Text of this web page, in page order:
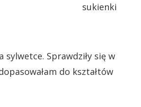
Sprawdziły się w
do kształtów